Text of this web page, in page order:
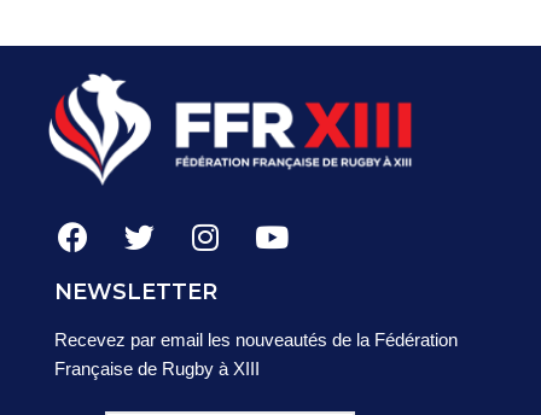
NEWSLETTER
Recevez par email les nouveautés de la Fédération
Française de Rugby à XIII